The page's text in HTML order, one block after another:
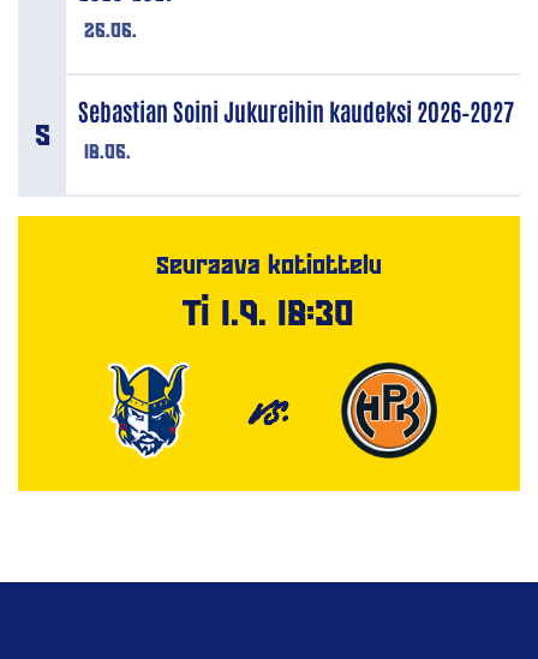
26.06.
18.06.
Sebastian Soini Jukureihin kaudeksi 2026–2027
Seuraava kotiottelu
Ti 1.9. 18:30
VS.